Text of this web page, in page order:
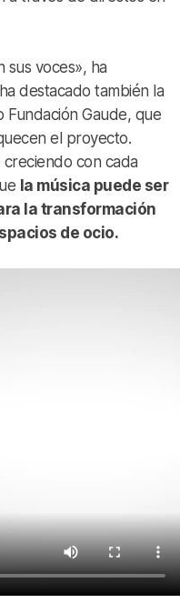
sus voces», ha
destacado también la
Gaude, que
el proyecto.
creciendo con cada
la música puede ser
la transformación
de ocio.